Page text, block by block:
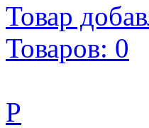
Товар
Товаров: 0
Р